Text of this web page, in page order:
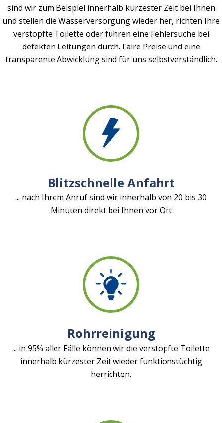
sind wir zum Beispiel innerhalb kürzester Zeit bei Ihnen
und stellen die Wasserversorgung wieder her, richten Ihre
verstopfte Toilette oder führen eine Fehlersuche bei
defekten Leitungen durch. Faire Preise und eine
transparente Abwicklung sind für uns selbstverständlich.
Blitzschnelle Anfahrt
... nach Ihrem Anruf sind wir innerhalb von 20 bis 30
Minuten direkt bei Ihnen vor Ort
Rohrreinigung
... in 95% aller Fälle können wir die verstopfte Toilette
innerhalb kürzester Zeit wieder funktionstüchtig
herrichten.